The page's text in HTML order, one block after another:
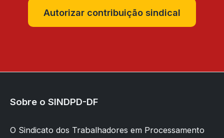
Autorizar contribuição sindical
Sobre o SINDPD-DF
O Sindicato dos Trabalhadores em Processamento